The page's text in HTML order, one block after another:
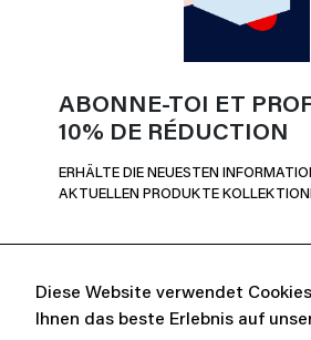
Diese Website verwendet
Ihnen das beste Erlebnis auf
ABONNE-TOI ET
10% DE RÉDUCTION
ERHÄLTE DIE NEUESTEN
AKTUELLEN PRODUKTE